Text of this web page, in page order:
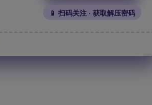
📱 扫码关注 · 获取解压密码